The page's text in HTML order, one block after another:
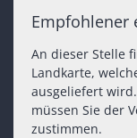
Empfohlener
An dieser Stelle
Landkarte,
ausgeliefert
müssen Sie der
zustimmen.